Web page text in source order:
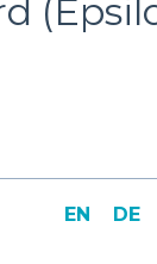
EN DE